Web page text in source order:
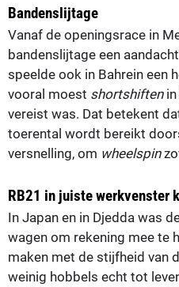
Bandenslijtage
Vanaf de openingsrace in
bandenslijtage een
speelde ook in Bahrein een
vooral moest shortshiftenin
vereist was. Dat betekent
toerental wordt bereikt
versnelling, om wheelspin
RB21 in juiste werkvenster
In Japan en in Djedda was
wagen om rekening mee te
maken met de stijfheid van
weinig hobbels echt tot